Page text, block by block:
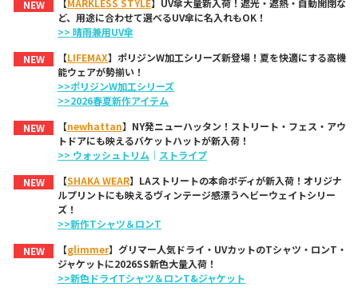
NEW 【MARKLESS STYLE】UV傘大量新入荷！遮光・遮熱・自動開閉な
ど、用途に合わせて選べるUV傘に名入れもOK！
>> 晴雨兼用UV傘
NEW
【LIFEMAX】ポリジンW加工シリーズ新登場！夏を快適にする高機
能ウェアが勢揃い！
>>ポリジンW加工シリーズ
>>2026春夏新作アイテム
NEW
【newhattan】NY発ニューハッタン！ストリート・フェス・アウ
トドアにも映えるバケットハットが新入荷！
>> ウォッシュトリム ｜ ストライプ
NEW
【SHAKA WEAR】LAストリートの本命ボディが新入荷！オリジナ
ルプリントにも映えるヴィンテージ感漂うヘビーウェイトシリー
ズ！
>>新作Tシャツ＆ロンT
NEW
【glimmer】グリマー人気ドライ・UVカットのTシャツ・ロンT・
ジャケットに2026SS新色大量入荷！
>>新色ドライTシャツ＆ロンT&ジャケット